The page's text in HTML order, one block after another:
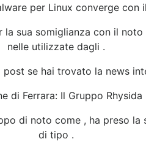
per Linux converge
sua somiglianza con il
nelle utilizzate dagli .
se hai trovato la news
di Ferrara: Il Gruppo
di noto come , ha preso
di tipo .